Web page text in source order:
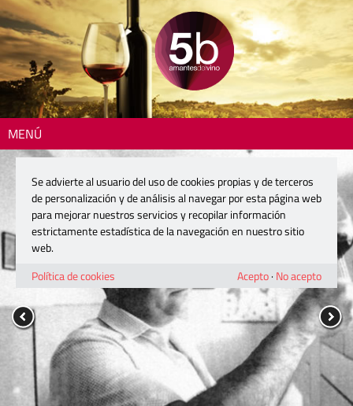
MENÚ
Se advierte al usuario del uso de cookies propias y de terceros
de personalización y de análisis al navegar por esta página web
para mejorar nuestros servicios y recopilar información
estrictamente estadística de la navegación en nuestro sitio
web.
Política de cookies
Acepto· No acepto